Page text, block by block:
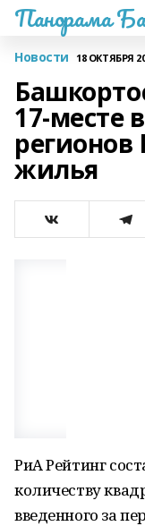
Панорама
Новости 18 ОКТЯБРЯ
17-месте
регионов
жилья
РиА Рейтинг
количеству
введенного за